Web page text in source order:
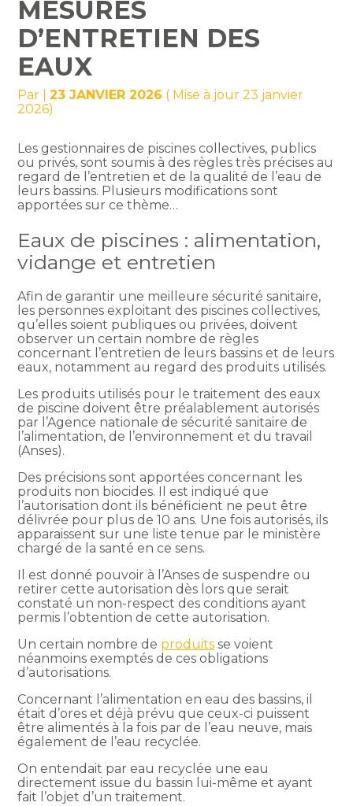
MESURES
D’ENTRETIEN DES
EAUX
Par |23 JANVIER 2026 ( Mise à jour 23 janvier
2026)
Les gestionnaires de piscines collectives, publics
ou privés, sont soumis à des règles très précises au
regard de l’entretien et de la qualité de l’eau de
leurs bassins. Plusieurs modifications sont
apportées sur ce thème…
Eaux de piscines : alimentation,
vidange et entretien
Afin de garantir une meilleure sécurité sanitaire,
les personnes exploitant des piscines collectives,
qu’elles soient publiques ou privées, doivent
observer un certain nombre de règles
concernant l’entretien de leurs bassins et de leurs
eaux, notamment au regard des produits utilisés.
Les produits utilisés pour le traitement des eaux
de piscine doivent être préalablement autorisés
par l’Agence nationale de sécurité sanitaire de
l’alimentation, de l’environnement et du travail
(Anses).
Des précisions sont apportées concernant les
produits non biocides. Il est indiqué que
l’autorisation dont ils bénéficient ne peut être
délivrée pour plus de 10 ans. Une fois autorisés, ils
apparaissent sur une liste tenue par le ministère
chargé de la santé en ce sens.
Il est donné pouvoir à l’Anses de suspendre ou
retirer cette autorisation dès lors que serait
constaté un non-respect des conditions ayant
permis l’obtention de cette autorisation.
Un certain nombre de produits se voient
néanmoins exemptés de ces obligations
d’autorisations.
Concernant l’alimentation en eau des bassins, il
était d’ores et déjà prévu que ceux-ci puissent
être alimentés à la fois par de l’eau neuve, mais
également de l’eau recyclée.
On entendait par eau recyclée une eau
directement issue du bassin lui-même et ayant
fait l’objet d’un traitement.